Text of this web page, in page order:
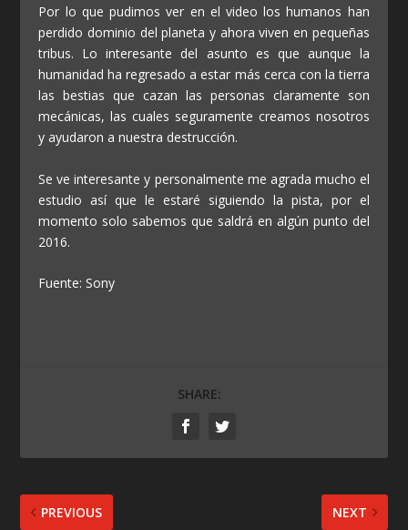
Por lo que pudimos ver en el video los humanos han
perdido dominio del planeta y ahora viven en pequeñas
tribus. Lo interesante del asunto es que aunque la
humanidad ha regresado a estar más cerca con la tierra
las bestias que cazan las personas claramente son
mecánicas, las cuales seguramente creamos nosotros
y ayudaron a nuestra destrucción.
Se ve interesante y personalmente me agrada mucho el
estudio así que le estaré siguiendo la pista, por el
momento solo sabemos que saldrá en algún punto del
2016.
Fuente: Sony
SHARE:
PREVIOUS NEXT